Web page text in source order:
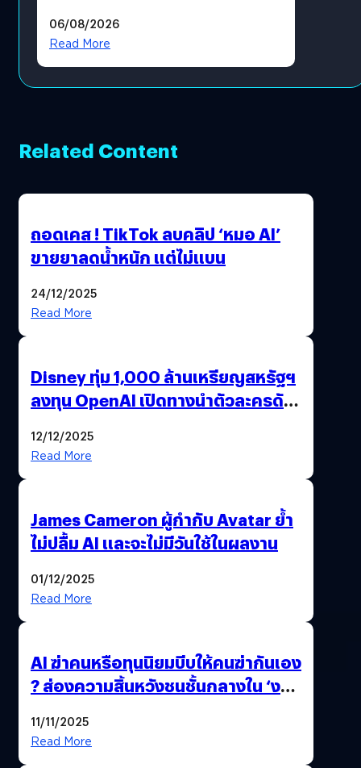
Revenue เร่งเครื่อง New
ปันผล 0.10 บาท/หุ้น
06/08/2026
Read More
Related Content
ถอดเคส ! TikTok ลบคลิป ‘หมอ AI’
ขายยาลดน้ำหนัก แต่ไม่แบน
24/12/2025
Read More
Disney ทุ่ม 1,000 ล้านเหรียญสหรัฐฯ
ลงทุน OpenAI เปิดทางนำตัวละครดัง
12/12/2025
Read More
James Cameron ผู้กำกับ Avatar ย้ำ
ไม่ปลื้ม AI และจะไม่มีวันใช้ในผลงาน
01/12/2025
Read More
AI ฆ่าคนหรือทุนนิยมบีบให้คนฆ่ากันเอง
? ส่องความสิ้นหวังชนชั้นกลางใน ‘งาน
11/11/2025
Read More